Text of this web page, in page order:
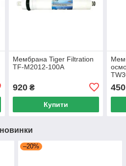
Мембрана Tiger Filtration
TF-M2012-100A
920₴
Купити
450
новинки
–20%